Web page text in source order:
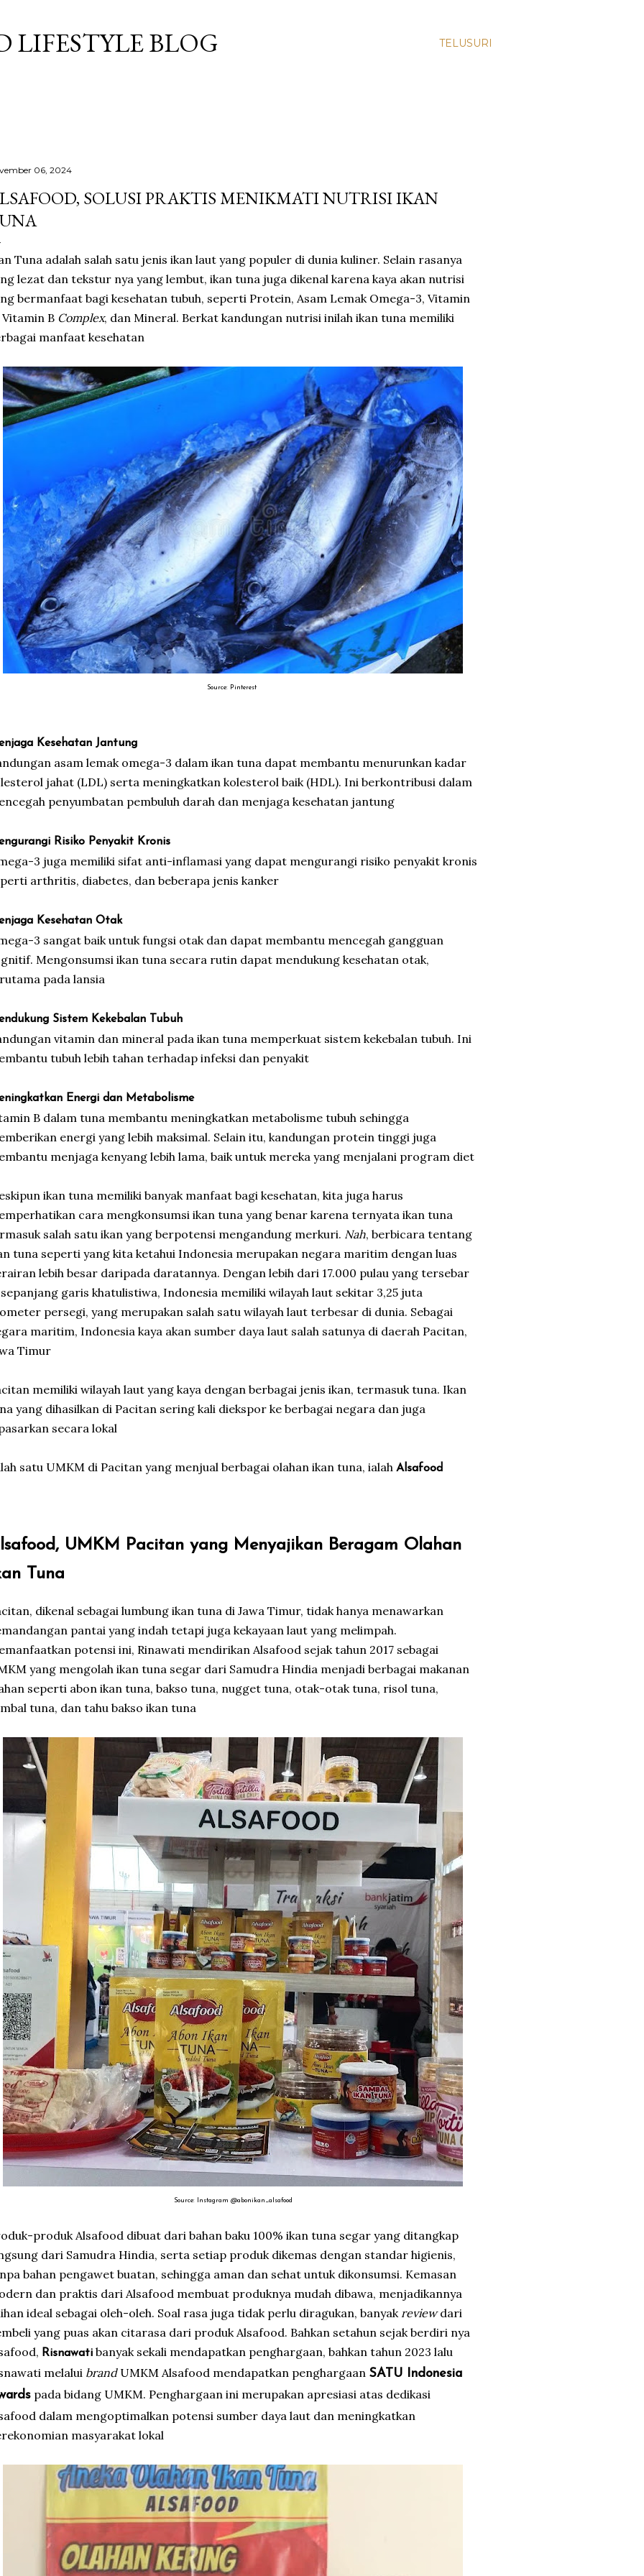
TELUSURI
BLOG
06, 2024
SOLUSI PRAKTIS MENIKMATI NUTRISI IKAN
Tuna adalah salah satu jenis ikan laut yang populer di dunia kuliner. Selain rasanya
lezat dan tekstur nya yang lembut, ikan tuna juga dikenal karena kaya akan nutrisi
bermanfaat bagi kesehatan tubuh, seperti Protein, Asam Lemak Omega-3, Vitamin
Vitamin B Complex, dan Mineral. Berkat kandungan nutrisi inilah ikan tuna memiliki
manfaat kesehatan
Source: Pinterest
Kesehatan Jantung
asam lemak omega-3 dalam ikan tuna dapat membantu menurunkan kadar
jahat (LDL) serta meningkatkan kolesterol baik (HDL). Ini berkontribusi dalam
penyumbatan pembuluh darah dan menjaga kesehatan jantung
Risiko Penyakit Kronis
3 juga memiliki sifat anti-inflamasi yang dapat mengurangi risiko penyakit kronis
arthritis, diabetes, dan beberapa jenis kanker
Kesehatan Otak
3 sangat baik untuk fungsi otak dan dapat membantu mencegah gangguan
Mengonsumsi ikan tuna secara rutin dapat mendukung kesehatan otak,
pada lansia
Sistem Kekebalan Tubuh
vitamin dan mineral pada ikan tuna memperkuat sistem kekebalan tubuh. Ini
tubuh lebih tahan terhadap infeksi dan penyakit
Energi dan Metabolisme
B dalam tuna membantu meningkatkan metabolisme tubuh sehingga
energi yang lebih maksimal. Selain itu, kandungan protein tinggi juga
menjaga kenyang lebih lama, baik untuk mereka yang menjalani program diet
ikan tuna memiliki banyak manfaat bagi kesehatan, kita juga harus
cara mengkonsumsi ikan tuna yang benar karena ternyata ikan tuna
salah satu ikan yang berpotensi mengandung merkuri. Nah, berbicara tentang
tuna seperti yang kita ketahui Indonesia merupakan negara maritim dengan luas
lebih besar daripada daratannya. Dengan lebih dari 17.000 pulau yang tersebar
garis khatulistiwa, Indonesia memiliki wilayah laut sekitar 3,25 juta
persegi, yang merupakan salah satu wilayah laut terbesar di dunia. Sebagai
maritim, Indonesia kaya akan sumber daya laut salah satunya di daerah Pacitan,
Timur
memiliki wilayah laut yang kaya dengan berbagai jenis ikan, termasuk tuna. Ikan
yang dihasilkan di Pacitan sering kali diekspor ke berbagai negara dan juga
secara lokal
satu UMKM di Pacitan yang menjual berbagai olahan ikan tuna, ialah Alsafood
UMKM Pacitan yang Menyajikan Beragam Olahan
Tuna
dikenal sebagai lumbung ikan tuna di Jawa Timur, tidak hanya menawarkan
pantai yang indah tetapi juga kekayaan laut yang melimpah.
potensi ini, Rinawati mendirikan Alsafood sejak tahun 2017 sebagai
yang mengolah ikan tuna segar dari Samudra Hindia menjadi berbagai makanan
seperti abon ikan tuna, bakso tuna, nugget tuna, otak-otak tuna, risol tuna,
tuna, dan tahu bakso ikan tuna
Source: Instagram @abonikan_alsafood
produk Alsafood dibuat dari bahan baku 100% ikan tuna segar yang ditangkap
dari Samudra Hindia, serta setiap produk dikemas dengan standar higienis,
bahan pengawet buatan, sehingga aman dan sehat untuk dikonsumsi. Kemasan
dan praktis dari Alsafood membuat produknya mudah dibawa, menjadikannya
ideal sebagai oleh-oleh. Soal rasa juga tidak perlu diragukan, banyakreviewdari
yang puas akan citarasa dari produk Alsafood. Bahkan setahun sejak berdiri nya
Risnawati banyak sekali mendapatkan penghargaan, bahkan tahun 2023 lalu
melalui brandUMKM Alsafood mendapatkan penghargaan SATU Indonesia
pada bidang UMKM. Penghargaan ini merupakan apresiasi atas dedikasi
dalam mengoptimalkan potensi sumber daya laut dan meningkatkan
masyarakat lokal